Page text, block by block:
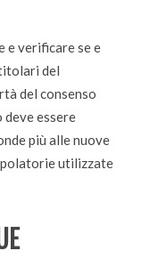
e verificare se e
del
del consenso
essere
più alle nuove
utilizzate